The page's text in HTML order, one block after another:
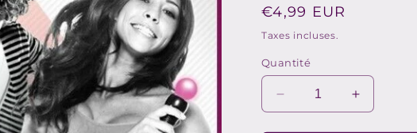
Prix
habituel
€4,99 EUR
Taxes incluses.
Quantité
Réduire
la
Augmenter
la